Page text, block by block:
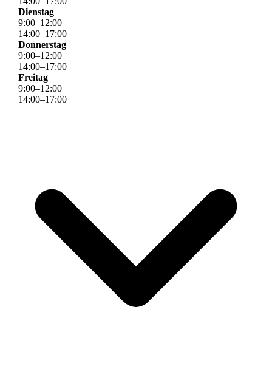
Dienstag
9:00–12:00
14:00–17:00
Donnerstag
9:00–12:00
14:00–17:00
Freitag
9:00–12:00
14:00–17:00